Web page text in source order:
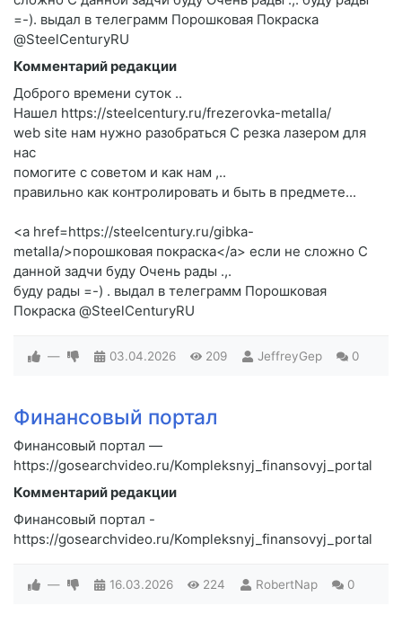
=-). выдал в телеграмм Порошковая Покраска
@SteelCenturyRU
Комментарий редакции
Доброго времени суток ..
Нашел https://steelcentury.ru/frezerovka-metalla/
web site нам нужно разобраться C резка лазером для
нас
помогите c советом и как нам ,..
правильно как контролировать и быть в предмете...
<a href=https://steelcentury.ru/gibka-
metalla/>порошковая покраска</a> если не сложно C
данной задчи буду Очень рады .,.
буду рады =-) . выдал в телеграмм Порошковая
Покраска @SteelCenturyRU
— 03.04.2026 209 JeffreyGep 0
Финансовый портал
Финансовый портал —
https://gosearchvideo.ru/Kompleksnyj_finansovyj_portal
Комментарий редакции
Финансовый портал -
https://gosearchvideo.ru/Kompleksnyj_finansovyj_portal
— 16.03.2026 224 RobertNap 0